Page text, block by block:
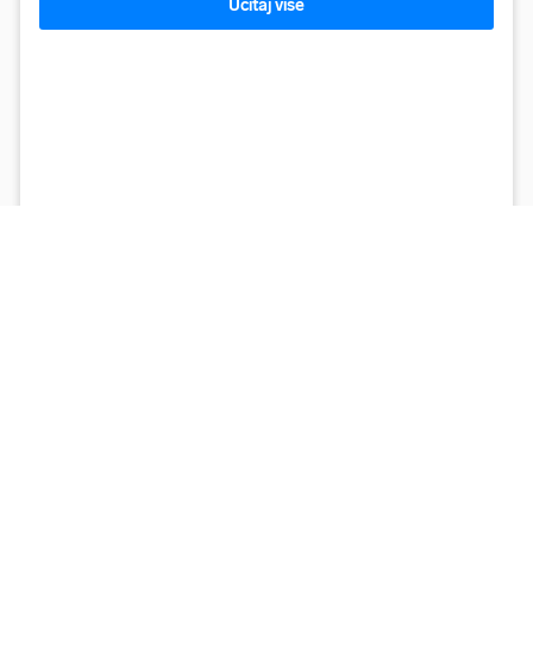
Učitaj više